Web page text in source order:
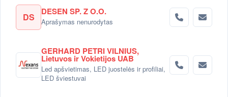
DS DESEN SP. Z O.O.
Aprašymas nenurodytas
GERHARD PETRI VILNIUS,
Lietuvos ir Vokietijos UAB
Led apšvietimas, LED juostelės ir profiliai,
LED šviestuvai